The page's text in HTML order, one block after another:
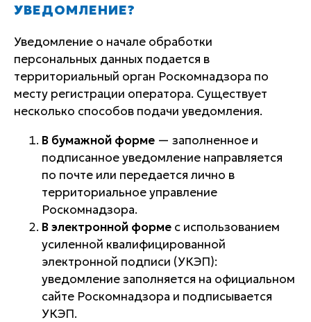
УВЕДОМЛЕНИЕ?
Уведомление о начале обработки
персональных данных подается в
территориальный орган Роскомнадзора по
месту регистрации оператора. Существует
несколько способов подачи уведомления.
В бумажной форме — заполненное и
подписанное уведомление направляется
по почте или передается лично в
территориальное управление
Роскомнадзора.
В электронной форме с использованием
усиленной квалифицированной
электронной подписи (УКЭП):
уведомление заполняется на официальном
сайте Роскомнадзора и подписывается
УКЭП.